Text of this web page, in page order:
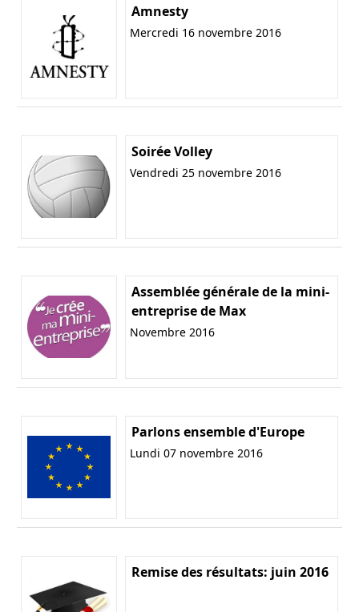
Amnesty
Mercredi 16 novembre 2016
Soirée Volley
Vendredi 25 novembre 2016
Assemblée générale de la mini-
entreprise de Max
Novembre 2016
Parlons ensemble d'Europe
Lundi 07 novembre 2016
Remise des résultats: juin 2016